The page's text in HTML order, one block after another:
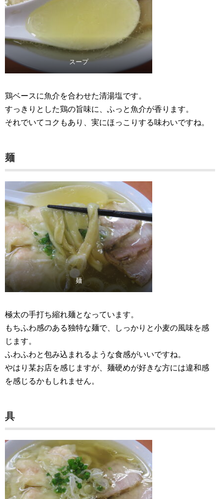
スープ
鶏ベースに魚介を合わせた清湯塩です。
すっきりとした鶏の旨味に、ふっと魚介が香ります。
それでいてコクもあり、実にほっこりする味わいですね。
麺
麺
極太の手打ち縮れ麺となっています。
もちふわ感のある独特な麺で、しっかりと小麦の風味を感
じます。
ふわふわと包み込まれるような食感がいいですね。
やはり某お店を感じますが、麺硬めが好きな方には違和感
を感じるかもしれません。
具